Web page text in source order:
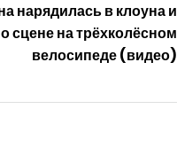
нарядилась в клоуна и
сцене на трёхколёсном
велосипеде (видео)